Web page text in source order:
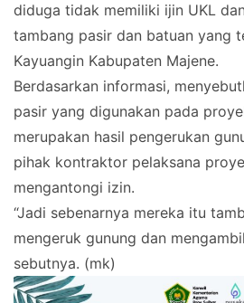
diduga tidak memiliki ijin UKL
tambang pasir dan batuan yang
Kayuangin Kabupaten Majene.
Berdasarkan informasi,
pasir yang digunakan pada
merupakan hasil pengerukan
pihak kontraktor pelaksana
mengantongi izin.
“Jadi sebenarnya mereka itu
mengeruk gunung dan
sebutnya. (mk)